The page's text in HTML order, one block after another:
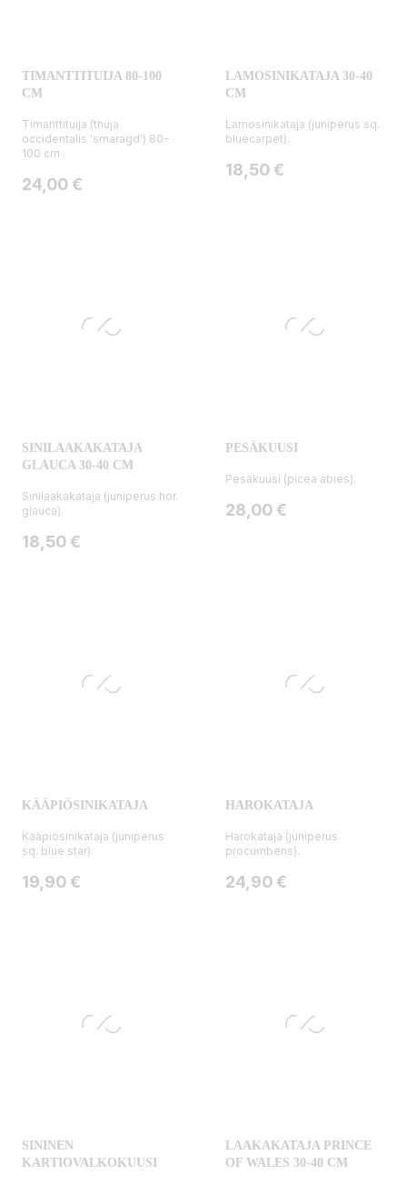
TIMANTTITUIJA 80-100
CM
Timanttituija (thuja
occidentalis 'smaragd') 80-
100 cm
Hinta
24,00 €
LAMOSINIKATAJA 30-40
CM
Lamosinikataja (juniperus sq.
bluecarpet).
Hinta
18,50 €
SINILAAKAKATAJA
GLAUCA 30-40 CM
Sinilaakakataja (juniperus hor.
glauca).
Hinta
18,50 €
PESÄKUUSI
Pesäkuusi (picea abies).
Hinta
28,00 €
KÄÄPIÖSINIKATAJA
Kääpiösinikataja (juniperus
sq. blue star).
Hinta
19,90 €
HAROKATAJA
Harokataja (juniperus
procumbens).
Hinta
24,90 €
SININEN
KARTIOVALKOKUUSI
LAAKAKATAJA PRINCE
OF WALES 30-40 CM